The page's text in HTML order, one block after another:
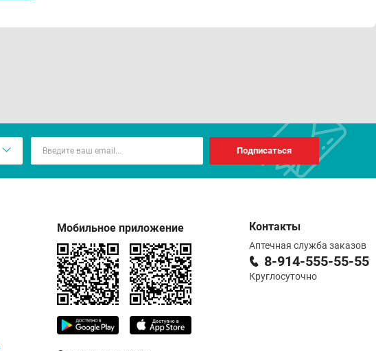
Подписаться
Мобильное приложение Контакты
Аптечная служба заказов
8-914-555-55-55
Круглосуточно